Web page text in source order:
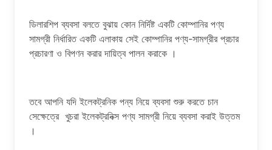
ডিলারশিপ ব্যবসা বলতে বুঝায় কোন নির্দিষ্ট একটি কোম্পানির পণ্য
সামগ্রী নির্ধারিত একটি এলাকায় সেই কোম্পানির পণ্য-সামগ্রীর প্রচার
প্রচারণা ও বিপণন করার দায়িত্ব পালন করাকে ।
তবে আপনি যদি ইলেকট্রনিক পন্য নিয়ে ব্যবসা শুরু করতে চান
সেক্ষেত্রে খুচরা ইলেকট্রনিক্স পণ্য সামগ্রী নিয়ে ব্যবসা করাই উত্তম
।